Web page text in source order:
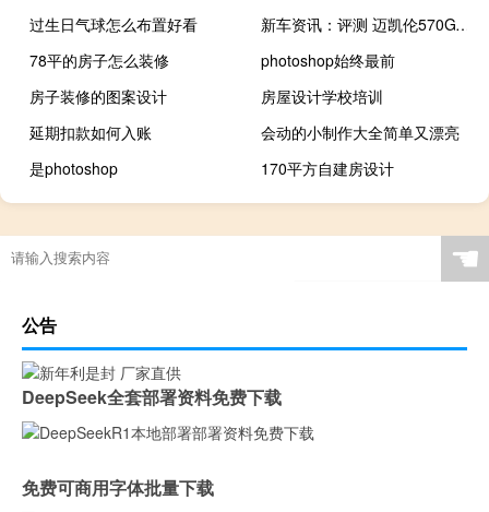
过生日气球怎么布置好看
新车资讯：评测 迈凯伦570GT怎么样及吉利icon怎么样
78平的房子怎么装修
photoshop始终最前
房子装修的图案设计
房屋设计学校培训
延期扣款如何入账
会动的小制作大全简单又漂亮
是photoshop
170平方自建房设计
☚
公告
DeepSeek全套部署资料免费下载
免费可商用字体批量下载